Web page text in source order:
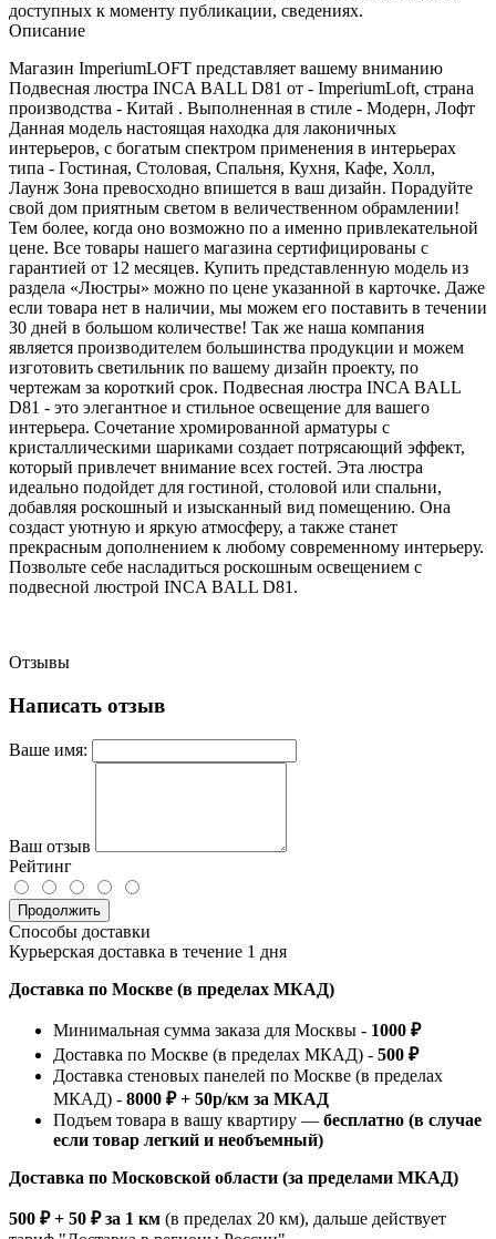
доступных к моменту публикации, сведениях.
Описание
Магазин ImperiumLOFT представляет вашему вниманию
Подвесная люстра INCA BALL D81 от - ImperiumLoft, страна
производства - Китай . Выполненная в стиле - Модерн, Лофт
Данная модель настоящая находка для лаконичных
интерьеров, с богатым спектром применения в интерьерах
типа - Гостиная, Столовая, Спальня, Кухня, Кафе, Холл,
Лаунж Зона превосходно впишется в ваш дизайн. Порадуйте
свой дом приятным светом в величественном обрамлении!
Тем более, когда оно возможно по а именно привлекательной
цене. Все товары нашего магазина сертифицированы с
гарантией от 12 месяцев. Купить представленную модель из
раздела «Люстры» можно по цене указанной в карточке. Даже
если товара нет в наличии, мы можем его поставить в течении
30 дней в большом количестве! Так же наша компания
является производителем большинства продукции и можем
изготовить светильник по вашему дизайн проекту, по
чертежам за короткий срок. Подвесная люстра INCA BALL
D81 - это элегантное и стильное освещение для вашего
интерьера. Сочетание хромированной арматуры с
кристаллическими шариками создает потрясающий эффект,
который привлечет внимание всех гостей. Эта люстра
идеально подойдет для гостиной, столовой или спальни,
добавляя роскошный и изысканный вид помещению. Она
создаст уютную и яркую атмосферу, а также станет
прекрасным дополнением к любому современному интерьеру.
Позвольте себе насладиться роскошным освещением с
подвесной люстрой INCA BALL D81.
Отзывы
Написать отзыв
Ваше имя:
Ваш отзыв
Рейтинг
Продолжить
Способы доставки
Курьерская доставка в течение 1 дня
Доставка по Москве (в пределах МКАД)
Минимальная сумма заказа для Москвы - 1000 ₽
Доставка по Москве (в пределах МКАД) - 500 ₽
Доставка стеновых панелей по Москве (в пределах
МКАД) - 8000 ₽ + 50р/км за МКАД
Подъем товара в вашу квартиру — бесплатно (в случае
если товар легкий и необъемный)
Доставка по Московской области (за пределами МКАД)
500 ₽ + 50 ₽ за 1 км (в пределах 20 км), дальше действует